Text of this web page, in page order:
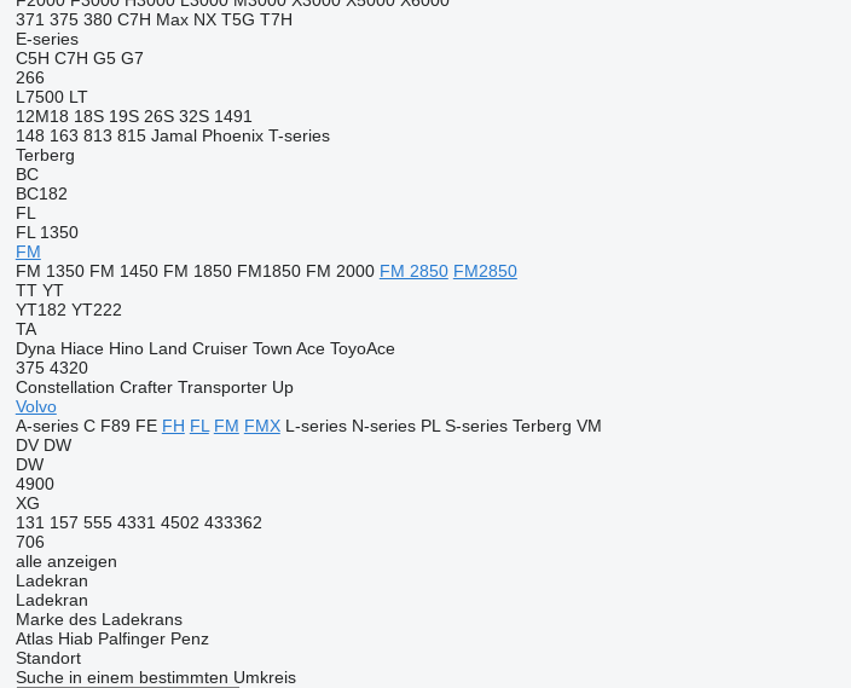
371 375 380 C7H Max NX T5G T7H
E-series
C5H C7H G5 G7
266
L7500 LT
12M18 18S 19S 26S 32S 1491
148 163 813 815 Jamal Phoenix T-series
Terberg
BC
BC182
FL
FL 1350
FM
FM 1350 FM 1450 FM 1850 FM1850 FM 2000 FM 2850 FM2850
TT YT
YT182 YT222
TA
Dyna Hiace Hino Land Cruiser Town Ace ToyoAce
375 4320
Constellation Crafter Transporter Up
Volvo
A-series C F89 FE FH FL FM FMX L-series N-series PL S-series Terberg VM
DV DW
DW
4900
XG
131 157 555 4331 4502 433362
706
alle anzeigen
Ladekran
Ladekran
Marke des Ladekrans
Atlas Hiab Palfinger Penz
Standort
Suche in einem bestimmten Umkreis